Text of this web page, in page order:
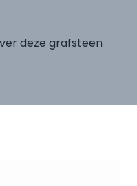
deze grafsteen